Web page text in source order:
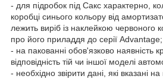
- для підробок під Сакс характерно,
коробці синього кольору від
лежить виріб із наклейкою червоного
про його приладдя до серії Advantage;
- на пакованні обов'язково наявність
відповідність тій чи іншої моделі
- необхідно звірити дані, які вказані